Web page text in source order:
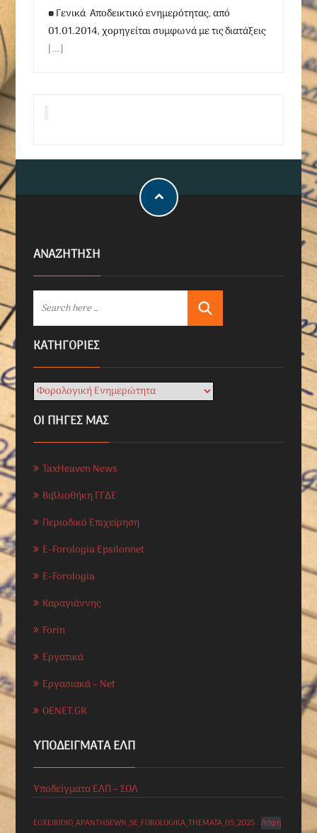
■ Γενικά Αποδεικτικό ενημερότητας, από
01.01.2014, χορηγείται συμφωνά με τις διατάξεις
[...]
ΑΝΑΖΗΤΗΣΗ
KΑΤΗΓΟΡΊΕΣ
ΟΙ ΠΗΓΕΣ ΜΑΣ
TaxHeaven News
Βιβλιοθήκη ΓΓΔΕ
Περιοδικό Επιχείρηση
E-Forologia Epsilonnet
E-Forologia
Καραγιάννης
Forin
Εργατικά
Εργασιακά – Net
OENET.GR
ΥΠΟΔΕΊΓΜΑΤΑ ΕΛΠ
Υποδείγματα ΕΛΠ – ΣΟΛ
EGXEIRIDIO_APANTHSEWN_SE_FOROLOGIKA_THEMATA_05_2025 Λήψη